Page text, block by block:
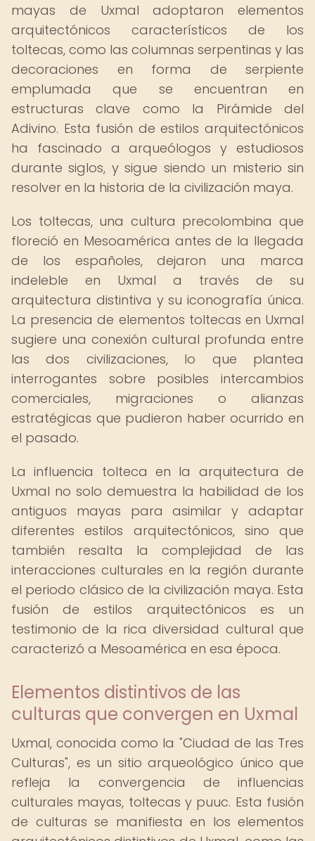
mayas de Uxmal adoptaron elementos
arquitectónicos característicos de los
toltecas, como las columnas serpentinas y las
decoraciones en forma de serpiente
emplumada que se encuentran en
estructuras clave como la Pirámide del
Adivino. Esta fusión de estilos arquitectónicos
ha fascinado a arqueólogos y estudiosos
durante siglos, y sigue siendo un misterio sin
resolver en la historia de la civilización maya.
Los toltecas, una cultura precolombina que
floreció en Mesoamérica antes de la llegada
de los españoles, dejaron una marca
indeleble en Uxmal a través de su
arquitectura distintiva y su iconografía única.
La presencia de elementos toltecas en Uxmal
sugiere una conexión cultural profunda entre
las dos civilizaciones, lo que plantea
interrogantes sobre posibles intercambios
comerciales, migraciones o alianzas
estratégicas que pudieron haber ocurrido en
el pasado.
La influencia tolteca en la arquitectura de
Uxmal no solo demuestra la habilidad de los
antiguos mayas para asimilar y adaptar
diferentes estilos arquitectónicos, sino que
también resalta la complejidad de las
interacciones culturales en la región durante
el periodo clásico de la civilización maya. Esta
fusión de estilos arquitectónicos es un
testimonio de la rica diversidad cultural que
caracterizó a Mesoamérica en esa época.
Elementos distintivos de las
culturas que convergen en Uxmal
Uxmal, conocida como la "Ciudad de las Tres
Culturas", es un sitio arqueológico único que
refleja la convergencia de influencias
culturales mayas, toltecas y puuc. Esta fusión
de culturas se manifiesta en los elementos